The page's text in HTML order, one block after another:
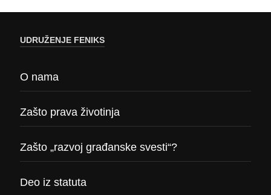
UDRUŽENJE FENIKS
O nama
Zašto prava životinja
Zašto „razvoj građanske svesti“?
Deo iz statuta